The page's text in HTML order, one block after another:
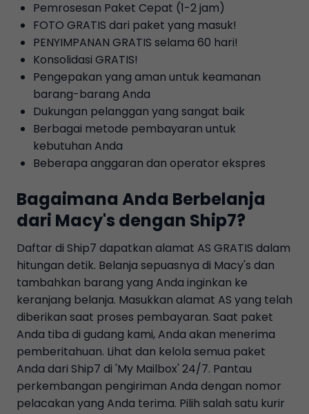
Pemrosesan Paket Cepat (1-2 jam)
FOTO GRATIS dari paket yang masuk!
PENYIMPANAN GRATIS selama 60 hari!
Konsolidasi GRATIS!
Pengepakan yang aman untuk keamanan
barang-barang Anda
Dukungan pelanggan yang sangat baik
Berbagai metode pembayaran untuk
kebutuhan Anda
Beberapa anggaran dan operator ekspres
Bagaimana Anda Berbelanja
dari Macy's dengan Ship7?
Daftar di Ship7 dapatkan alamat AS GRATIS dalam
hitungan detik. Belanja sepuasnya di Macy's dan
tambahkan barang yang Anda inginkan ke
keranjang belanja. Masukkan alamat AS yang telah
diberikan saat proses pembayaran. Saat paket
Anda tiba di gudang kami, Anda akan menerima
pemberitahuan. Lihat dan kelola semua paket
Anda dari Ship7 di 'My Mailbox' 24/7. Pantau
perkembangan pengiriman Anda dengan nomor
pelacakan yang Anda terima. Pilih salah satu kurir